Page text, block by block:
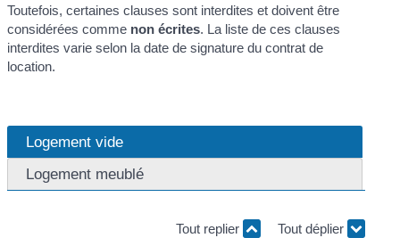
Toutefois, certaines clauses sont interdites et doivent être
considérées comme non écrites. La liste de ces clauses
interdites varie selon la date de signature du contrat de
location.
Logement vide
Logement meublé
Tout replier Tout déplier